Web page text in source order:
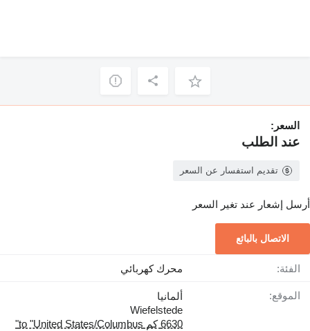
السعر:
عند الطلب
تقديم استفسار عن السعر
أرسل إشعار عند تغير السعر
الاتصال بالبائع
الفئة: محرك كهربائي
الموقع:
ألمانيا
Wiefelstede
6630 كم to "United States/Columbus"